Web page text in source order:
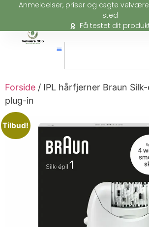
Anmeldelser, priser og ægte
sted
Få testet dit
Forside / IPL hårfjerner Braun
plug-in
Tilbud!